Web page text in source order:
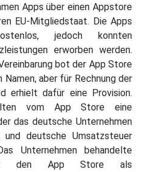
Apps über einen Appstore
EU-Mitgliedstaat. Die Apps
jedoch konnten
erworben werden.
bot der App Store
aber für Rechnung der
erhielt dafür eine Provision.
vom App Store eine
das deutsche Unternehmen
deutsche Umsatzsteuer
Unternehmen behandelte
den App Store als